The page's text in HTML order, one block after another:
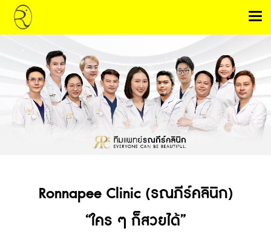
Ronnapee Clinic (รณภีร์คลินิก)
“ใคร ๆ ก็สวยได้”